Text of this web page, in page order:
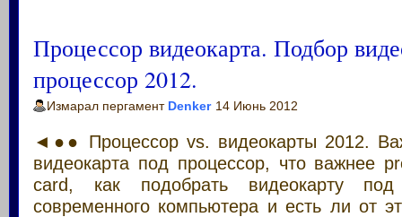
Процессор видеокарта. Подбор
процессор 2012.
Измарал пергамент Denker 14 Июнь 2012
◄●● Процессор vs. видеокарты 2012.
видеокарта под процессор, что важнее
card, как подобрать видеокарту
современного компьютера и есть ли от